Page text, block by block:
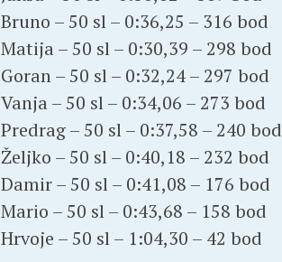
Bruno – 50 sl – 0:36,25 – 316 bod
Matija – 50 sl – 0:30,39 – 298 bod
Goran – 50 sl – 0:32,24 – 297 bod
Vanja – 50 sl – 0:34,06 – 273 bod
Predrag – 50 sl – 0:37,58 – 240 bod
Željko – 50 sl – 0:40,18 – 232 bod
Damir – 50 sl – 0:41,08 – 176 bod
Mario – 50 sl – 0:43,68 – 158 bod
Hrvoje – 50 sl – 1:04,30 – 42 bod